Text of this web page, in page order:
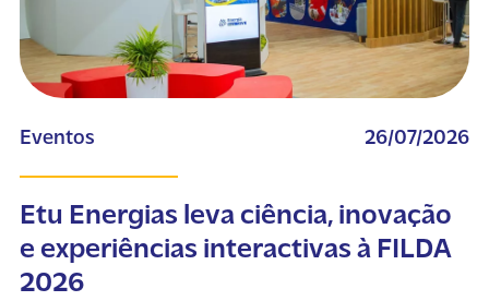
Eventos 26/07/2026
Etu Energias leva ciência, inovação
e experiências interactivas à FILDA
2026